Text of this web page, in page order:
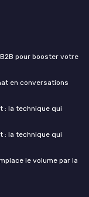
pour booster votre
en conversations
: la technique qui
: la technique qui
le volume par la